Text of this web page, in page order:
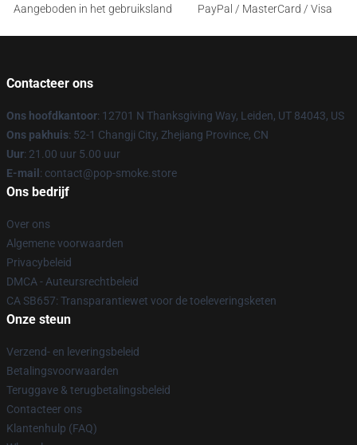
Aangeboden in het gebruiksland
PayPal / MasterCard / Visa
Contacteer ons
Ons hoofdkantoor: 12701 N Thanksgiving Way, Leiden, UT 84043, US
Ons pakhuis: 52-1 Changji City, Zhejiang Province, CN
Uur: 21.00 uur 5.00 uur
E-mail : contact@pop-smoke.store
Ons bedrijf
Over ons
Algemene voorwaarden
Privacybeleid
DMCA - Auteursrechtbeleid
CA SB657: Transparantiewet voor de toeleveringsketen
Onze steun
Verzend- en leveringsbeleid
Betalingsvoorwaarden
Teruggave & terugbetalingsbeleid
Contacteer ons
Klantenhulp (FAQ)